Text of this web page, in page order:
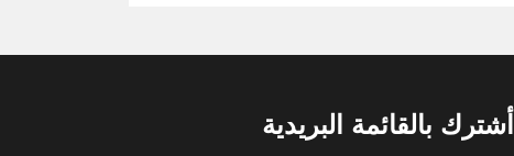
أشترك بالقائمة البريدية